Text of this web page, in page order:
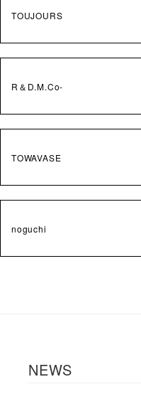
TOUJOURS
R＆D.M.Co-
TOWAVASE
noguchi
NEWS